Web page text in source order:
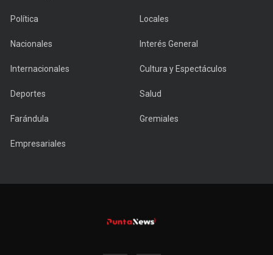
Política Locales
Nacionales Interés General
Internacionales Cultura y Espectáculos
Deportes Salud
Farándula Gremiales
Empresariales